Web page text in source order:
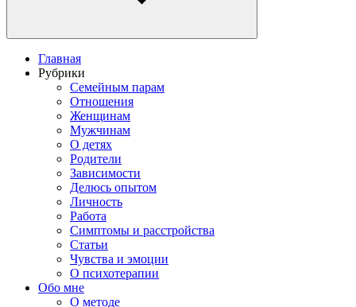
Главная
Рубрики
Семейным парам
Отношения
Женщинам
Мужчинам
О детях
Родители
Зависимости
Делюсь опытом
Личность
Работа
Симптомы и расстройства
Статьи
Чувства и эмоции
О психотерапии
Обо мне
О методе